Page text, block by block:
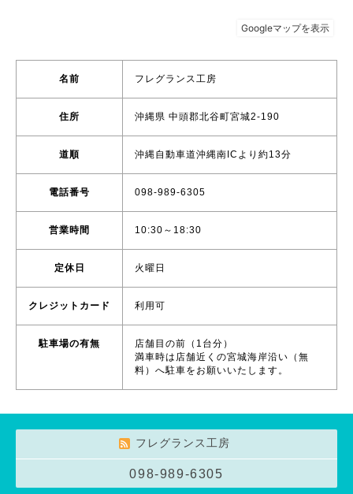
名前 フレグランス工房
住所 沖縄県 中頭郡北谷町宮城2-190
道順 沖縄自動車道沖縄南ICより約13分
電話番号 098-989-6305
営業時間 10:30～18:30
定休日 火曜日
クレジットカード 利用可
駐車場の有無
店舗目の前（1台分）
満車時は店舗近くの宮城海岸沿い（無
料）へ駐車をお願いいたします。
フレグランス工房
098-989-6305